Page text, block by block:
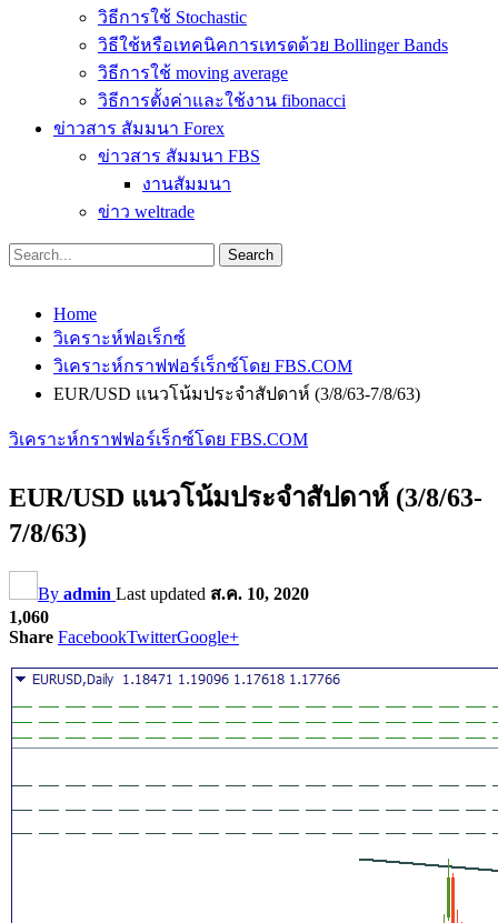
วิธีการใช้ Stochastic
วิธีใช้หรือเทคนิคการเทรดด้วย Bollinger Bands
วิธีการใช้ moving average
วิธีการตั้งค่าและใช้งาน fibonacci
ข่าวสาร สัมมนา Forex
ข่าวสาร สัมมนา FBS
งานสัมมนา
ข่าว weltrade
Home
วิเคราะห์ฟอเร็กซ์
วิเคราะห์กราฟฟอร์เร็กซ์โดย FBS.COM
EUR/USD แนวโน้มประจำสัปดาห์ (3/8/63-7/8/63)
วิเคราะห์กราฟฟอร์เร็กซ์โดย FBS.COM
EUR/USD แนวโน้มประจำสัปดาห์ (3/8/63-
7/8/63)
By admin Last updated ส.ค. 10, 2020
1,060
Share FacebookTwitterGoogle+